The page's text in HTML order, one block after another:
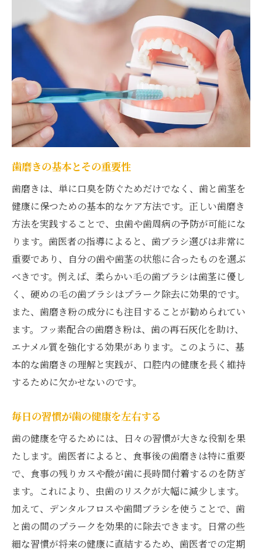
歯医者おすすめの歯ブラシ選び
正しいブラッシングテクニック
歯磨き粉の選び方と使い方
デンタルフロスの効果的な使用法
歯磨きの力加減を見直そう
歯医者が教えるブラッシング順序
歯医者の指導で日常の歯磨きを見直す健康的な
歯を目指す
歯磨き指導で得られる知識
歯科医のアドバイスを取り入れる
個々の口腔状態に応じたケア
定期的な歯磨き指導の重要性
歯磨き習慣を改善するヒント
歯の健康を向上させるためのステップ
歯医者直伝の歯磨きテクニック実践で長く健康
な歯を保つ
プロが教える磨き方の秘訣
効果的な磨き方で歯垢を除去
歯を傷つけないブラッシング方法
長期間の健康を支える歯磨きテクニック
歯磨きの成果を実感するためのコツ
歯医者が提案する最適な歯磨き方法自分に合っ
たケアを
自分の口腔状態に合うケア選び
歯科医が個別に指導する理由
最新の歯磨き法で効果を実感
パーソナライズされた歯磨き指導
歯磨きの基本とその重要性
歯磨きは、単に口臭を防ぐためだけでなく、歯と歯茎を
健康に保つための基本的なケア方法です。正しい歯磨き
方法を実践することで、虫歯や歯周病の予防が可能にな
ります。歯医者の指導によると、歯ブラシ選びは非常に
重要であり、自分の歯や歯茎の状態に合ったものを選ぶ
べきです。例えば、柔らかい毛の歯ブラシは歯茎に優し
く、硬めの毛の歯ブラシはプラーク除去に効果的です。
また、歯磨き粉の成分にも注目することが勧められてい
ます。フッ素配合の歯磨き粉は、歯の再石灰化を助け、
エナメル質を強化する効果があります。このように、基
本的な歯磨きの理解と実践が、口腔内の健康を長く維持
するために欠かせないのです。
毎日の習慣が歯の健康を左右する
歯の健康を守るためには、日々の習慣が大きな役割を果
たします。歯医者によると、食事後の歯磨きは特に重要
で、食事の残りカスや酸が歯に長時間付着するのを防ぎ
ます。これにより、虫歯のリスクが大幅に減少します。
加えて、デンタルフロスや歯間ブラシを使うことで、歯
と歯の間のプラークを効果的に除去できます。日常の些
細な習慣が将来の健康に直結するため、歯医者での定期